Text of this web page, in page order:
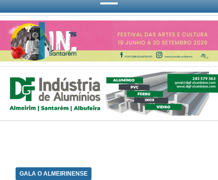
GALA O ALMEIRINENSE